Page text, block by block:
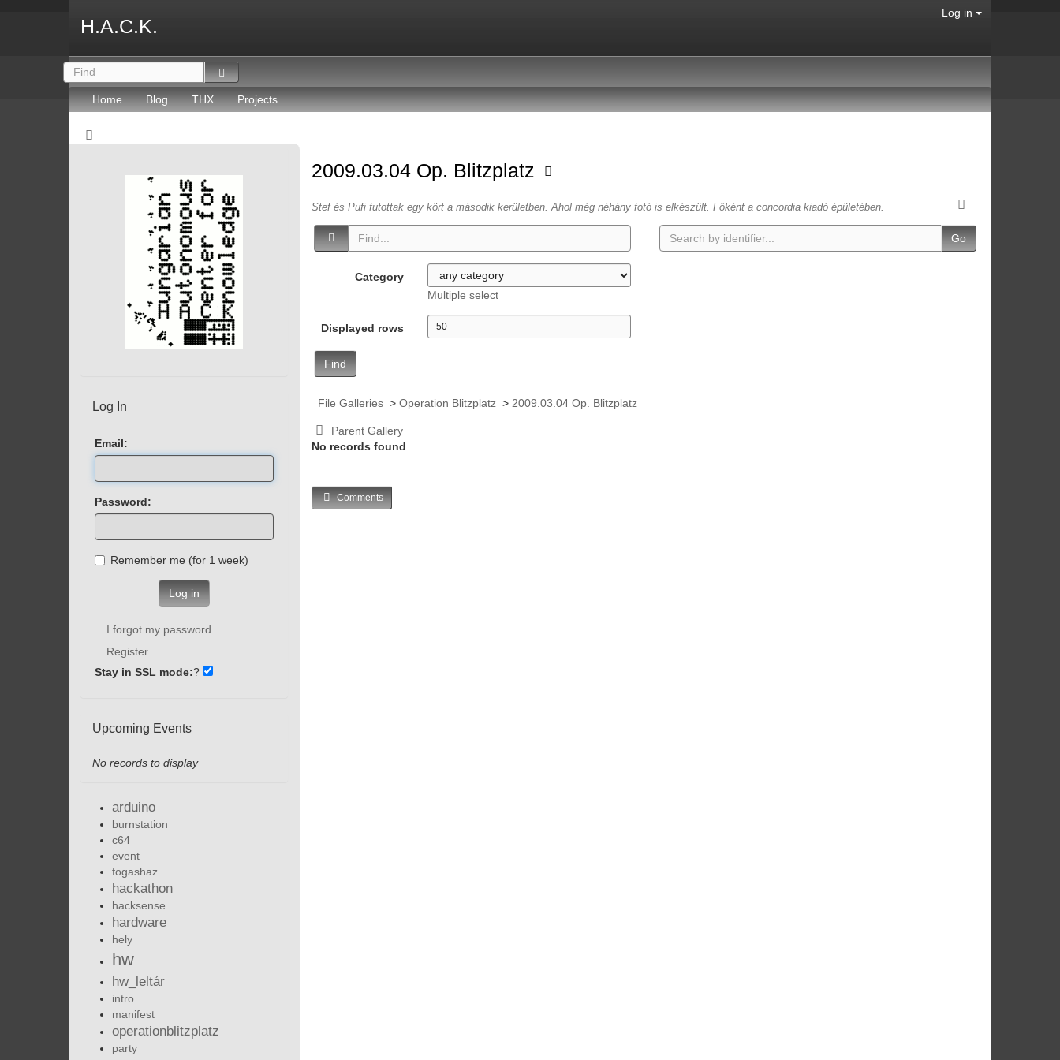
H.A.C.K.
Log in
Home Blog THX Projects
2009.03.04 Op. Blitzplatz
Stef és Pufi futottak egy kört a második kerületben. Ahol még néhány fotó is elkészült. Főként a concordia kiadó épületében.
Category
Multiple select
Displayed rows
Find
Go
File Galleries> Operation Blitzplatz> 2009.03.04 Op. Blitzplatz
Parent Gallery
No records found
Comments
Log In
Email:
Password:
Remember me (for 1 week)
Log in
I forgot my password
Register
Stay in SSL mode:?
Upcoming Events
No records to display
arduino
burnstation
c64
event
fogashaz
hackathon
hacksense
hardware
hely
hw
hw_leltár
intro
manifest
operationblitzplatz
party